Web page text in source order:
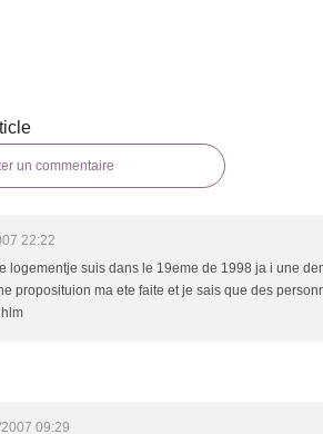
un commentaire
22:22
logementje suis dans le 19eme de 1998 ja i une
proposituion ma ete faite et je sais que des
09:29